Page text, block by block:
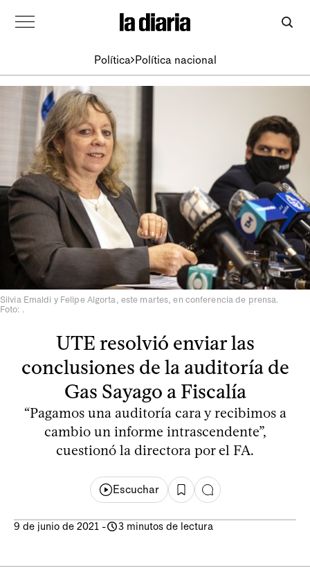
Política Política nacional
Silvia Emaldi y Felipe Algorta, este martes, en conferencia de prensa.
Foto: .
UTE resolvió enviar las
conclusiones de la auditoría de
Gas Sayago a Fiscalía
“Pagamos una auditoría cara y recibimos a
cambio un informe intrascendente”,
cuestionó la directora por el FA.
Escuchar
9 de junio de 2021 - 3 minutos de lectura